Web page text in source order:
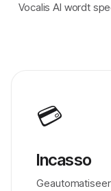
Vocalis AI wordt
💳
Incasso